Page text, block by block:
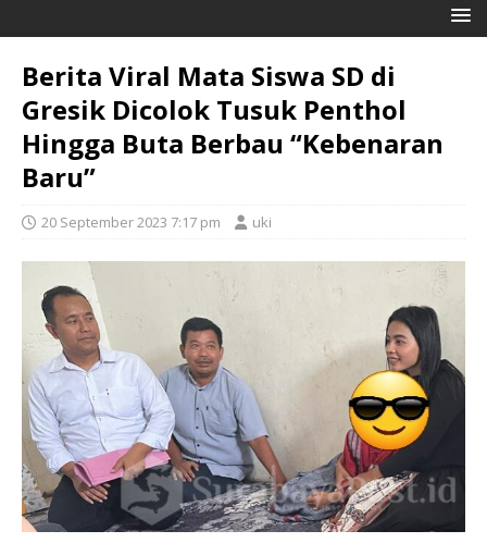
Berita Viral Mata Siswa SD di
Gresik Dicolok Tusuk Penthol
Hingga Buta Berbau “Kebenaran
Baru”
20 September 2023 7:17 pm uki